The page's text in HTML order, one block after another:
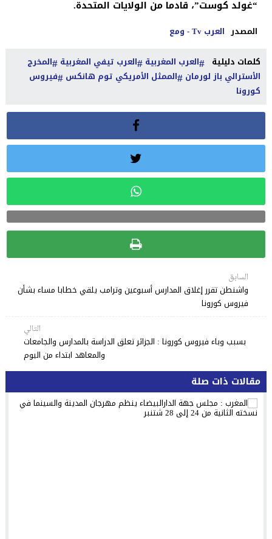
“غولد كوست”، قادما من الولايات المتحدة.
المصدر العرب Tv - ومع
كلمات دليلية
العرب المغربية العرب تيفي المغربية المخرج
الأسترالي باز لورمان الممثل الأمريكي توم هانكس فيروس
كورونا
السابق
واشنطن تقرر إغلاق المدارس أسبوعين وترامب يلقي خطابا مساء بشأن
فيروس كورونا
التالي
بسبب وباء فيروس كورونا : الجزائر تعلق الدراسة بالمدارس والجامعات
والمعاهد ابتداء من اليوم
مقالات ذات صلة